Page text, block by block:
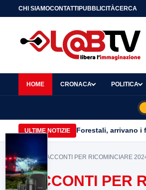
CHI SIAMOCONTATTIPUBBLICITÀCERCA
HOME CRONACA POLITICA
ULTIME NOTIZIE Forestali, arrivano i
Home> RACCONTI PER RICOMINCIARE
RACCONTI PER